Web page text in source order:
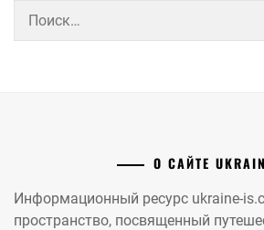
О САЙТЕ
Информационный ресурс ukraine-
пространство, посвященный